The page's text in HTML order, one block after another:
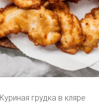
Куриная грудка в кляре